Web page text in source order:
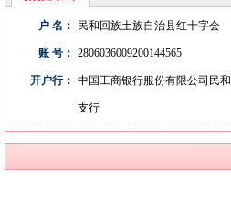
户 名： 民和回族土族自治县红十字会
账 号： 2806036009200144565
开户行： 中国工商银行服份有限公司民和
支行